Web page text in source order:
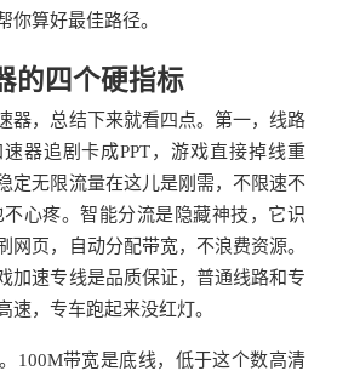
你算好最佳路径。
的四个硬指标
器，总结下来就看四点。第一，线路
器追剧卡成PPT，游戏直接掉线重
定无限流量在这儿是刚需，不限速不
心疼。智能分流是隐藏神技，它识
网页，自动分配带宽，不浪费资源。
加速专线是品质保证，普通线路和专
速，专车跑起来没红灯。
100M带宽是底线，低于这个数高清